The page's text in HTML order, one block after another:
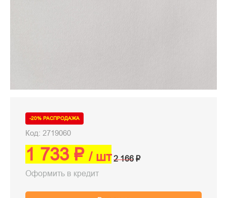
-20% РАСПРОДАЖА
Код: 2719060
1 733 ₽ / шт 2 166 ₽
Оформить в кредит